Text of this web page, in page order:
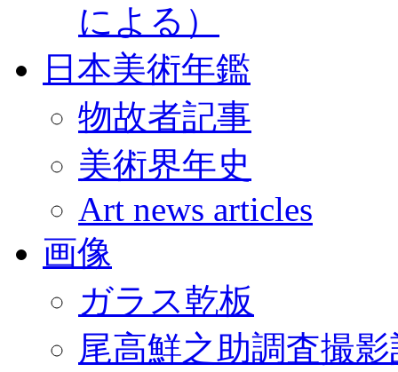
による）
日本美術年鑑
物故者記事
美術界年史
Art news articles
画像
ガラス乾板
尾高鮮之助調査撮